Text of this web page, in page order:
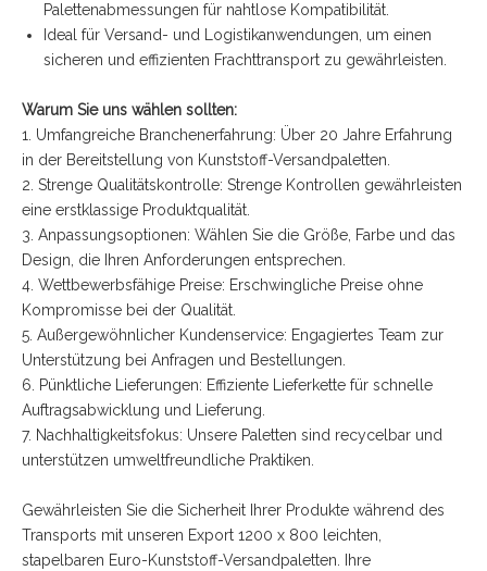
Palettenabmessungen für nahtlose Kompatibilität.
Ideal für Versand- und Logistikanwendungen, um einen
sicheren und effizienten Frachttransport zu gewährleisten.
Warum Sie uns wählen sollten:
1. Umfangreiche Branchenerfahrung: Über 20 Jahre Erfahrung
in der Bereitstellung von Kunststoff-Versandpaletten.
2. Strenge Qualitätskontrolle: Strenge Kontrollen gewährleisten
eine erstklassige Produktqualität.
3. Anpassungsoptionen: Wählen Sie die Größe, Farbe und das
Design, die Ihren Anforderungen entsprechen.
4. Wettbewerbsfähige Preise: Erschwingliche Preise ohne
Kompromisse bei der Qualität.
5. Außergewöhnlicher Kundenservice: Engagiertes Team zur
Unterstützung bei Anfragen und Bestellungen.
6. Pünktliche Lieferungen: Effiziente Lieferkette für schnelle
Auftragsabwicklung und Lieferung.
7. Nachhaltigkeitsfokus: Unsere Paletten sind recycelbar und
unterstützen umweltfreundliche Praktiken.
Gewährleisten Sie die Sicherheit Ihrer Produkte während des
Transports mit unseren Export 1200 x 800 leichten,
stapelbaren Euro-Kunststoff-Versandpaletten. Ihre